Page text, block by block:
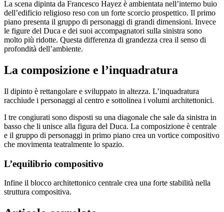
La scena dipinta da Francesco Hayez è ambientata nell’interno buio
dell’edificio religioso reso con un forte scorcio prospettico. Il primo
piano presenta il gruppo di personaggi di grandi dimensioni. Invece
le figure del Duca e dei suoi accompagnatori sulla sinistra sono
molto più ridotte. Questa differenza di grandezza crea il senso di
profondità dell’ambiente.
La composizione e l’inquadratura
Il dipinto è rettangolare e sviluppato in altezza. L’inquadratura
racchiude i personaggi al centro e sottolinea i volumi architettonici.
I tre congiurati sono disposti su una diagonale che sale da sinistra in
basso che li unisce alla figura del Duca. La composizione è centrale
e il gruppo di personaggi in primo piano crea un vortice compositivo
che movimenta teatralmente lo spazio.
L’equilibrio compositivo
Infine il blocco architettonico centrale crea una forte stabilità nella
struttura compositiva.